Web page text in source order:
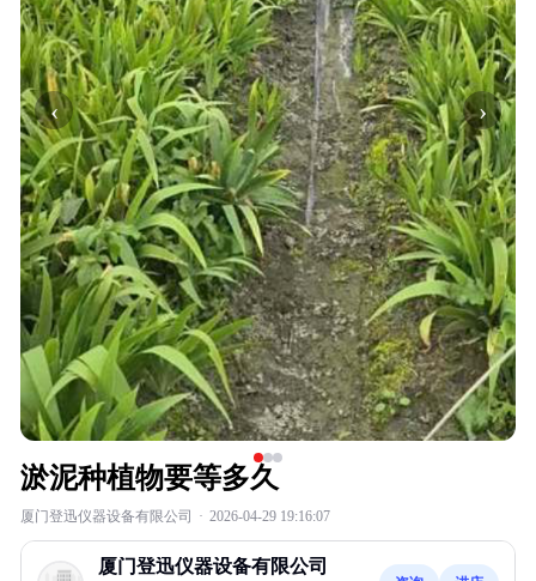
‹ ›
淤泥种植物要等多久
厦门登迅仪器设备有限公司 · 2026-04-29 19:16:07
厦门登迅仪器设备有限公司